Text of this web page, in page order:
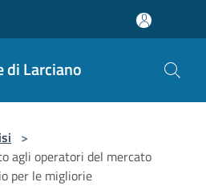
di Larciano
>
agli operatori del mercato
per le migliorie